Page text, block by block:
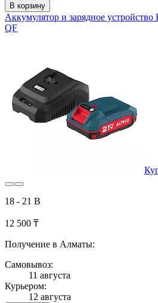
В корзину
Аккумулятор и зарядное
QF
18 - 21 В
12 500 ₸
Получение в Алматы:
Самовывоз:
11 августа
Курьером:
12 августа